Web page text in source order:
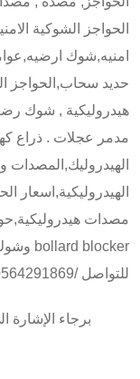
الحواجز الشوكية
امنيه,شوك
حديد سحاب,الحواجز
هيدروليكية , شوك
مدمر عجلات . ذراع
الهيدروليك,المصدات
الهيدروليكية,اسعار
مصدات
وشوك ارضيه مصدات ارضية عامودية bollard blocker
للتواصل /0564291869
برجاء الإشارة